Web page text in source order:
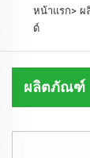
หน้าแรก> ผ
ด์
ผลิตภัณฑ์